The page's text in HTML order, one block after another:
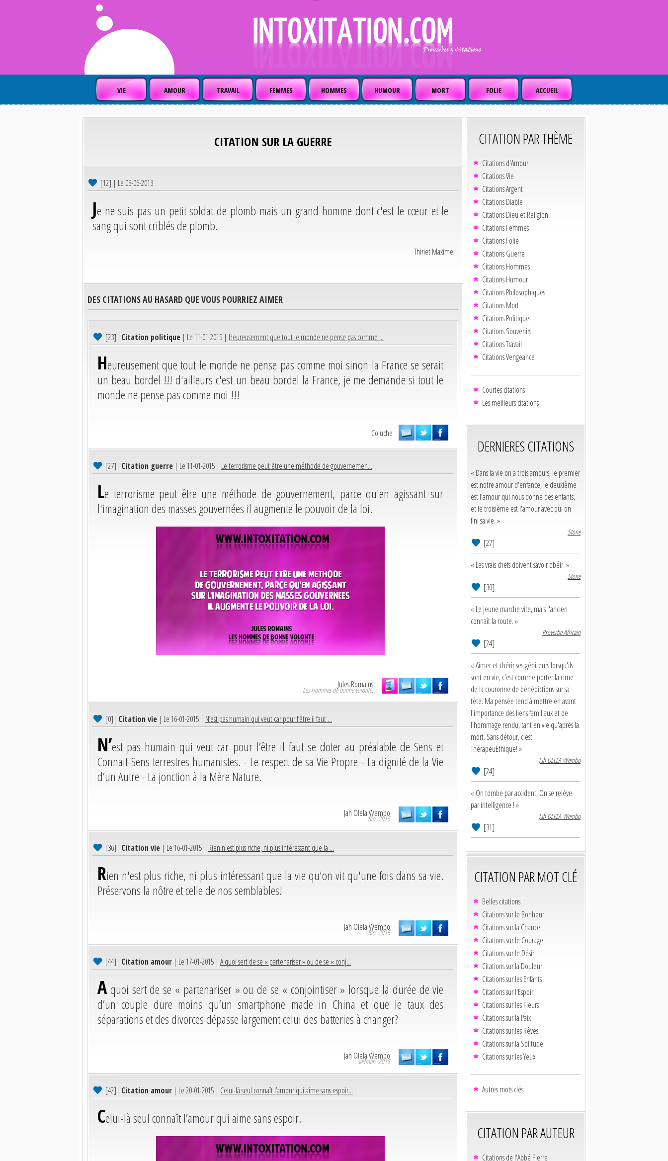
VIE AMOUR TRAVAIL FEMMES HOMMES HUMOUR MORT FOLIE ACCUEIL
CITATION SUR LA GUERRE
[12] | Le 03-06-2013
Je ne suis pas un petit soldat de plomb mais un grand homme dont c'est le cœur et le
sang qui sont criblés de plomb.
Thiriet Maxime
DES CITATIONS AU HASARD QUE VOUS POURRIEZ AIMER
[23]| Citation politique | Le 11-01-2015 | Heureusement que tout le monde ne pense pas comme ...
Heureusement que tout le monde ne pense pas comme moi sinon la France se serait
un beau bordel !!! d'ailleurs c'est un beau bordel la France, je me demande si tout le
monde ne pense pas comme moi !!!
Coluche
[27]| Citation guerre | Le 11-01-2015 | Le terrorisme peut être une méthode de gouvernemen...
Le terrorisme peut être une méthode de gouvernement, parce qu'en agissant sur
l'imagination des masses gouvernées il augmente le pouvoir de la loi.
Jules Romains
Les Hommes de bonne volonté.
[0]| Citation vie | Le 16-01-2015 | N’est pas humain qui veut car pour l’être il faut ...
N’est pas humain qui veut car pour l’être il faut se doter au préalable de Sens et
Connait-Sens terrestres humanistes. - Le respect de sa Vie Propre - La dignité de la Vie
d’un Autre - La jonction à la Mère Nature.
Jah Olela Wembo
Bio. 2015
[36]| Citation vie | Le 16-01-2015 | Rien n'est plus riche, ni plus intéressant que la ...
Rien n'est plus riche, ni plus intéressant que la vie qu'on vit qu'une fois dans sa vie.
Préservons la nôtre et celle de nos semblables!
Jah Olela Wembo
Bio. 2015
[44]| Citation amour | Le 17-01-2015 | A quoi sert de se « partenariser » ou de se « conj...
Aquoi sert de se « partenariser » ou de se « conjointiser » lorsque la durée de vie
d’un couple dure moins qu’un smartphone made in China et que le taux des
séparations et des divorces dépasse largement celui des batteries à changer?
Jah Olela Wembo
selfman. 2015
[42]| Citation amour | Le 20-01-2015 | Celui-là seul connaît l’amour qui aime sans espoir...
Celui-là seul connaît l’amour qui aime sans espoir.
CITATION PAR THÈME
Citations d'Amour
Citations Vie
Citations Argent
Citations Diable
Citations Dieu et Religion
Citations Femmes
Citations Folie
Citations Guerre
Citations Hommes
Citations Humour
Citations Philosophiques
Citations Mort
Citations Politique
Citations Souvenirs
Citations Travail
Citations Vengeance
Courtes citations
Les meilleurs citations
DERNIERES CITATIONS
« Dans la vie on a trois amours, le premier
est notre amour d'enfance, le deuxième
est l'amour qui nous donne des enfants,
et le troisième est l'amour avec qui on
fini sa vie. »
Stone
[27]
« Les vrais chefs doivent savoir obéir. »
Stone
[30]
« Le jeune marche vite, mais l'ancien
connaît la route. »
Proverbe Africain
[24]
« Aimer et chérir ses géniteurs lorsqu'ils
sont en vie, c'est comme porter la cime
de la couronne de bénédictions sur sa
tête. Ma pensée tend à mettre en avant
l'importance des liens familiaux et de
l'hommage rendu, tant en vie qu'après la
mort. Sans détour, c'est
ThérapeuEthique! »
Jah OLELA Wembo
[24]
« On tombe par accident, On se relève
par intelligence ! »
Jah OLELA Wembo
[31]
CITATION PAR MOT CLÉ
Belles citations
Citations sur le Bonheur
Citations sur la Chance
Citations sur le Courage
Citations sur le Désir
Citations sur la Douleur
Citations sur les Enfants
Citations sur l'Espoir
Citations sur les Fleurs
Citations sur la Paix
Citations sur les Rêves
Citations sur la Solitude
Citations sur les Yeux
Autres mots clés
CITATION PAR AUTEUR
Citations de l'Abbé Pierre